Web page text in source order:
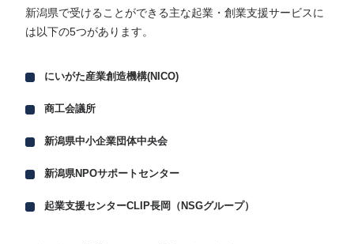
新潟県で受けることができる主な起業・創業支援サービスに
は以下の5つがあります。
にいがた産業創造機構(NICO)
商工会議所
新潟県中小企業団体中央会
新潟県NPOサポートセンター
起業支援センターCLIP長岡（NSGグループ）